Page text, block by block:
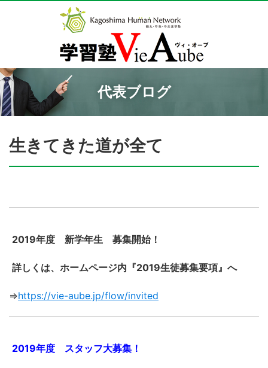
代表ブログ
生きてきた道が全て
2019年度 新学年生 募集開始！
詳しくは、ホームページ内『2019生徒募集要項』へ
⇒https://vie-aube.jp/flow/invited
2019年度 スタッフ大募集！